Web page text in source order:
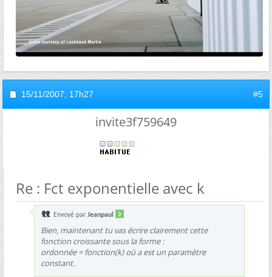
15/11/2007, 17h27 #5
invite3f759649
Re : Fct exponentielle avec k
Envoyé par Jeanpaul
Bien, maintenant tu vas écrire clairement cette
fonction croissante sous la forme :
ordonnée = fonction(k) où a est un paramètre
constant.